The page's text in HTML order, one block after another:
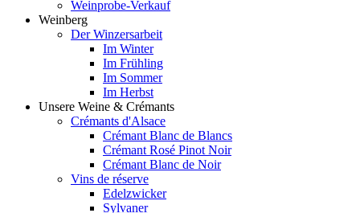
Weinprobe-Verkauf
Weinberg
Der Winzersarbeit
Im Winter
Im Frühling
Im Sommer
Im Herbst
Unsere Weine & Crémants
Crémants d'Alsace
Crémant Blanc de Blancs
Crémant Rosé Pinot Noir
Crémant Blanc de Noir
Vins de réserve
Edelzwicker
Sylvaner